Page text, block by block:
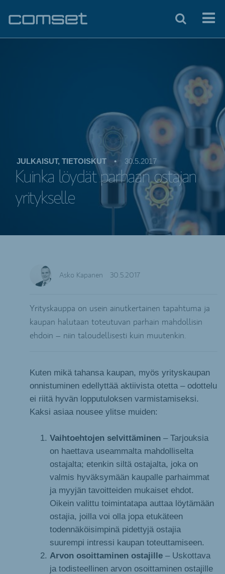
JULKAISUT, TIETOISKUT • 30.5.2017
Kuinka löydät parhaan ostajan
yritykselle
Asko Kapanen 30.5.2017
Yrityskauppa on usein ainutkertainen tapahtuma ja
kaupan halutaan toteutuvan parhain mahdollisin
ehdoin – niin taloudellisesti kuin muutenkin.
Kuten mikä tahansa kaupan, myös yrityskaupan
onnistuminen edellyttää aktiivista otetta – odottelu
ei riitä hyvän lopputuloksen varmistamiseksi.
Kaksi asiaa nousee ylitse muiden:
Vaihtoehtojen selvittäminen – Tarjouksia
on haettava useammalta mahdolliselta
ostajalta; etenkin siltä ostajalta, joka on
valmis hyväksymään kaupalle parhaimmat
ja myyjän tavoitteiden mukaiset ehdot.
Oikein valittu toimintatapa auttaa löytämään
ostajia, joilla voi olla jopa etukäteen
todennäköisimpinä pidettyjä ostajia
suurempi intressi kaupan toteuttamiseen.
Arvon osoittaminen ostajille – Uskottava
ja todisteellinen arvon osoittaminen ostajille